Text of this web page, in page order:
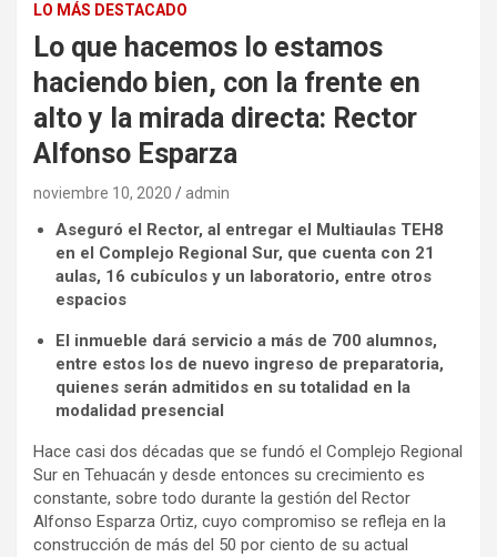
LO MÁS DESTACADO
Lo que hacemos lo estamos
haciendo bien, con la frente en
alto y la mirada directa: Rector
Alfonso Esparza
noviembre 10, 2020 admin
Aseguró el Rector, al entregar el Multiaulas TEH8
en el Complejo Regional Sur, que cuenta con 21
aulas, 16 cubículos y un laboratorio, entre otros
espacios
El inmueble dará servicio a más de 700 alumnos,
entre estos los de nuevo ingreso de preparatoria,
quienes serán admitidos en su totalidad en la
modalidad presencial
Hace casi dos décadas que se fundó el Complejo Regional
Sur en Tehuacán y desde entonces su crecimiento es
constante, sobre todo durante la gestión del Rector
Alfonso Esparza Ortiz, cuyo compromiso se refleja en la
construcción de más del 50 por ciento de su actual